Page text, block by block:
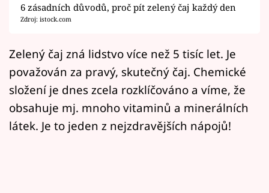
Filmový festival Karlovy Vary
Mámy sobě
Přihlášení
6 zásadních důvodů, proč pít zelený čaj každý den
Zdroj: istock.com
Zelený čaj zná lidstvo více než 5 tisíc let. Je
považován za pravý, skutečný čaj. Chemické
složení je dnes zcela rozklíčováno a víme, že
obsahuje mj. mnoho vitaminů a minerálních
látek. Je to jeden z nejzdravějších nápojů!